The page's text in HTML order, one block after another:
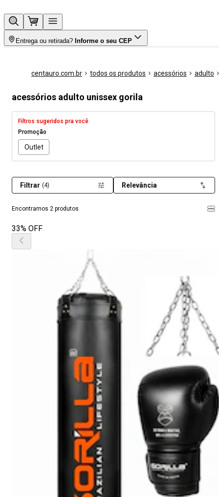
Entrega ou retirada? Informe o seu CEP
centauro.com.br todos os produtos acessórios adulto
acessórios adulto unissex gorila
Filtros sugeridos pra você
Promoção
Outlet
Encontramos 2 produtos
Filtrar (4) Relevância
33% OFF